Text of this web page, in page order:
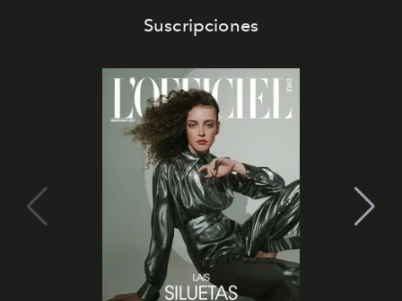
Suscripciones